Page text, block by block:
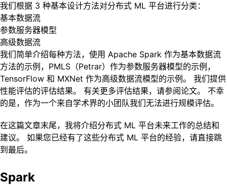
我们根据 3 种基本设计方法对分布式 ML 平台进行分类：
基本数据流
参数服务器模型
高级数据流
我们简单介绍每种方法，使用 Apache Spark 作为基本数据流
方法的示例，PMLS（Petrar）作为参数服务器模型的示例，
TensorFlow 和 MXNet 作为高级数据流模型的示例。 我们提供
性能评估的评估结果。 有关更多评估结果，请参阅论文。 不幸
的是，作为一个来自学术界的小团队我们无法进行规模评估。
在这篇文章末尾，我将介绍分布式 ML 平台未来工作的总结和
建议。 如果您已经有了这些分布式 ML 平台的经验，请直接跳
到最后。
Spark